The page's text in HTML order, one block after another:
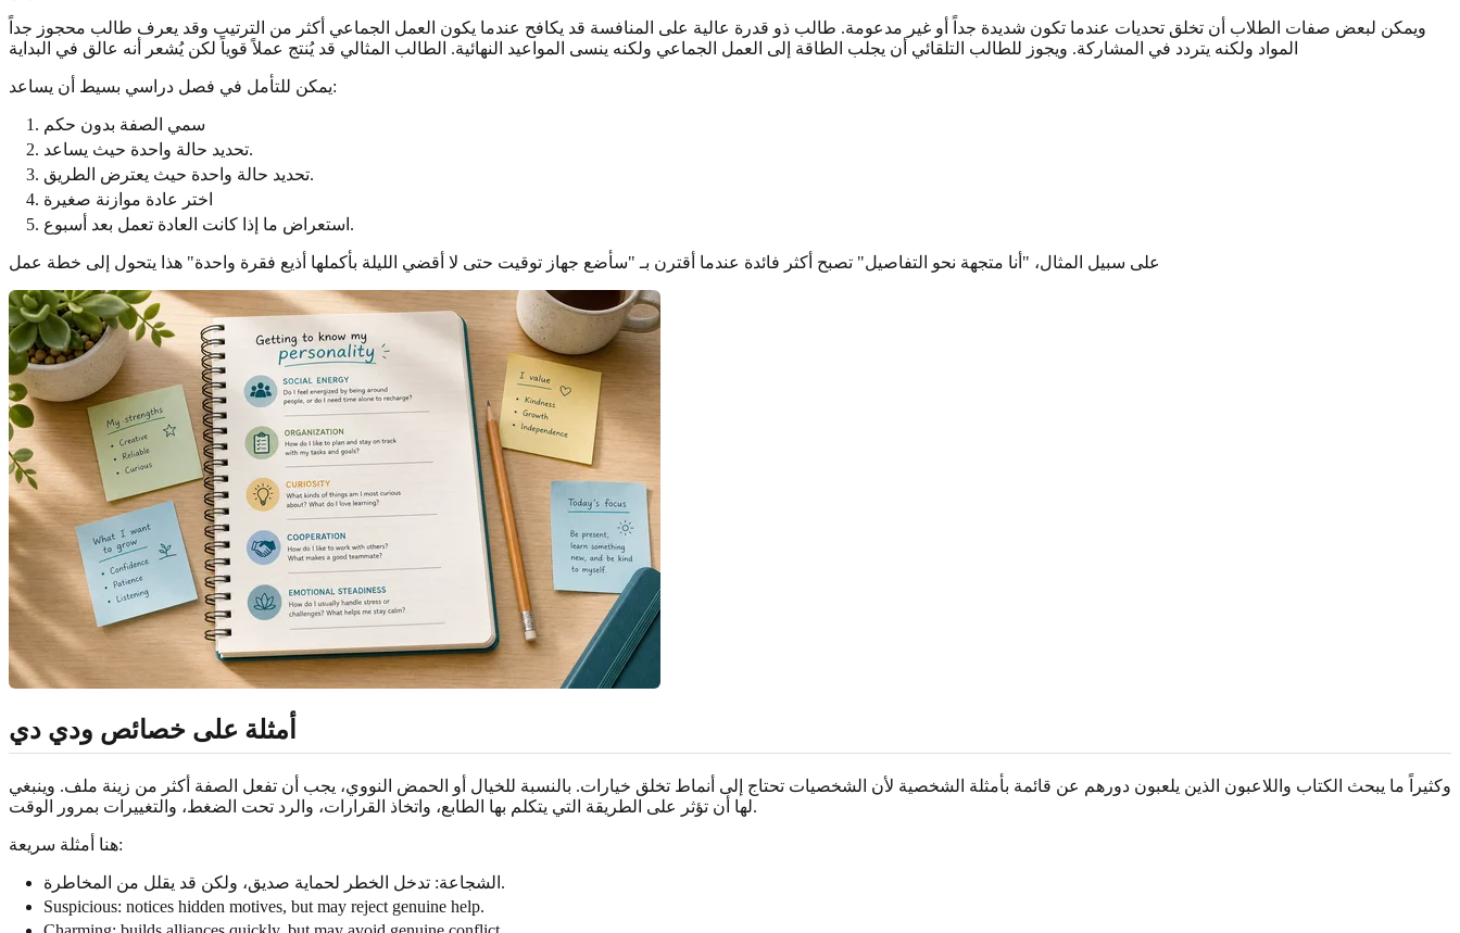
ويمكن لبعض صفات الطلاب أن تخلق تحديات عندما تكون شديدة جداً أو غير مدعومة. طالب ذو قدرة عالية على المنافسة قد يكافح عندما يكون العمل الجماعي أكثر من الترتيب وقد يعرف طالب محجوز جداً
المواد ولكنه يتردد في المشاركة. ويجوز للطالب التلقائي أن يجلب الطاقة إلى العمل الجماعي ولكنه ينسى المواعيد النهائية. الطالب المثالي قد يُنتج عملاً قوياً لكن يُشعر أنه عالق في البداية
يمكن للتأمل في فصل دراسي بسيط أن يساعد:
سمي الصفة بدون حكم
تحديد حالة واحدة حيث يساعد.
تحديد حالة واحدة حيث يعترض الطريق.
اختر عادة موازنة صغيرة
استعراض ما إذا كانت العادة تعمل بعد أسبوع.
على سبيل المثال، "أنا متجهة نحو التفاصيل" تصبح أكثر فائدة عندما أقترن بـ "سأضع جهاز توقيت حتى لا أقضي الليلة بأكملها أذيع فقرة واحدة" هذا يتحول إلى خطة عمل
أمثلة على خصائص ودي دي
وكثيراً ما يبحث الكتاب واللاعبون الذين يلعبون دورهم عن قائمة بأمثلة الشخصية لأن الشخصيات تحتاج إلى أنماط تخلق خيارات. بالنسبة للخيال أو الحمض النووي، يجب أن تفعل الصفة أكثر من زينة ملف. وينبغي
لها أن تؤثر على الطريقة التي يتكلم بها الطابع، واتخاذ القرارات، والرد تحت الضغط، والتغييرات بمرور الوقت.
هنا أمثلة سريعة:
الشجاعة: تدخل الخطر لحماية صديق، ولكن قد يقلل من المخاطرة.
Suspicious: notices hidden motives, but may reject genuine help.